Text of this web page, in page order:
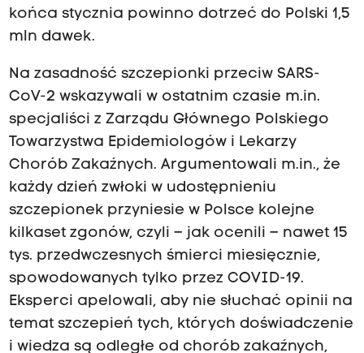
końca stycznia powinno dotrzeć do Polski 1,5
mln dawek.
Na zasadność szczepionki przeciw SARS-
CoV-2 wskazywali w ostatnim czasie m.in.
specjaliści z Zarządu Głównego Polskiego
Towarzystwa Epidemiologów i Lekarzy
Chorób Zakaźnych. Argumentowali m.in., że
każdy dzień zwłoki w udostępnieniu
szczepionek przyniesie w Polsce kolejne
kilkaset zgonów, czyli – jak ocenili – nawet 15
tys. przedwczesnych śmierci miesięcznie,
spowodowanych tylko przez COVID-19.
Eksperci apelowali, aby nie słuchać opinii na
temat szczepień tych, których doświadczenie
i wiedza są odległe od chorób zakaźnych,